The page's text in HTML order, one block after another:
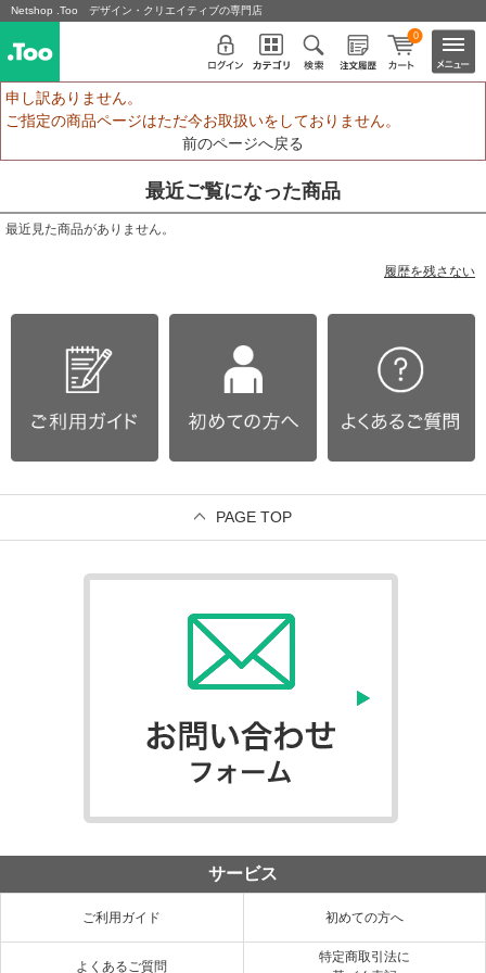
Netshop .Too デザイン・クリエイティブの専門店
0
申し訳ありません。
ご指定の商品ページはただ今お取扱いをしておりません。
前のページへ戻る
最近ご覧になった商品
最近見た商品がありません。
履歴を残さない
PAGE TOP
サービス
ご利用ガイド 初めての方へ
よくあるご質問
特定商取引法に